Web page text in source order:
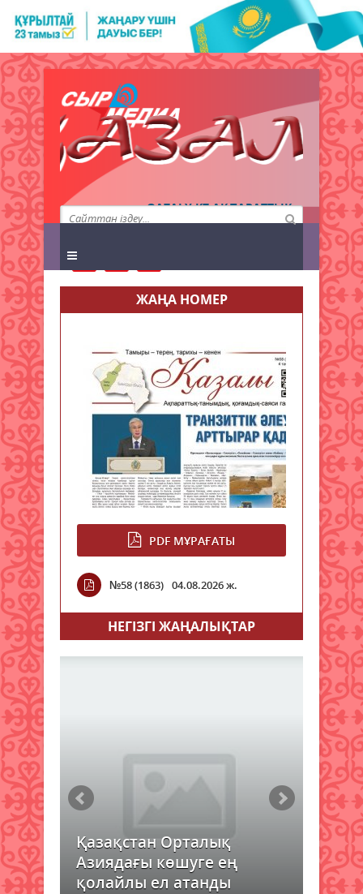
QAZALY.KZ АҚПАРАТТЫҚ
АГЕНТТІГІ
ЖАҢА НОМЕР
PDF МҰРАҒАТЫ
№58 (1863) 04.08.2026 ж.
НЕГIЗГI ЖАҢАЛЫҚТАР
Қазақстан Орталық
Азиядағы көшуге ең
қолайлы ел атанды